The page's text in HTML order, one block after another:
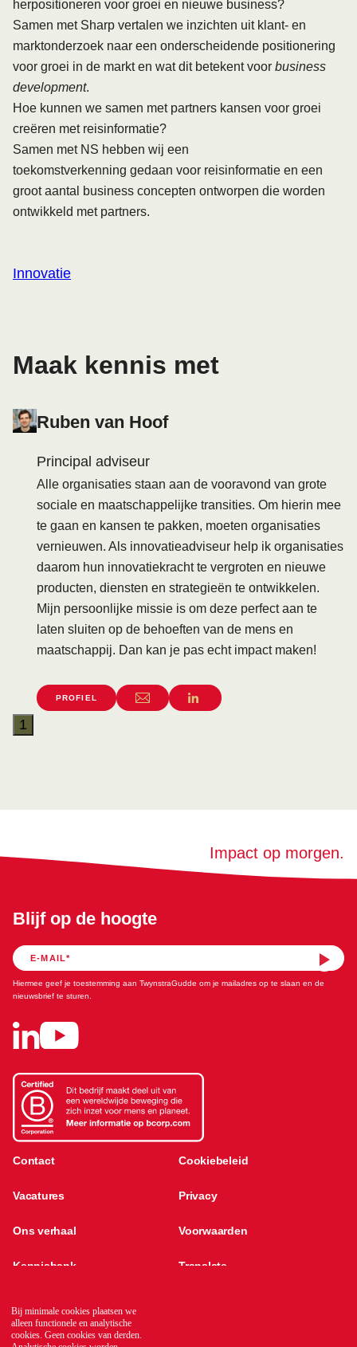
Bij minimale cookies plaatsen we
alleen functionele en analytische
cookies. Geen cookies van derden.
herpositioneren voor groei en nieuwe business?
Samen met Sharp vertalen we inzichten uit klant- en
marktonderzoek naar een onderscheidende positionering
voor groei in de markt en wat dit betekent voor business
development.
Hoe kunnen we samen met partners kansen voor groei
creëren met reisinformatie?
Samen met NS hebben wij een
toekomstverkenning gedaan voor reisinformatie en een
groot aantal business concepten ontworpen die worden
ontwikkeld met partners.
Innovatie
Maak kennis met
Ruben van Hoof
Principal adviseur
Alle organisaties staan aan de vooravond van grote
sociale en maatschappelijke transities. Om hierin mee
te gaan en kansen te pakken, moeten organisaties
vernieuwen. Als innovatieadviseur help ik organisaties
daarom hun innovatiekracht te vergroten en nieuwe
producten, diensten en strategieën te ontwikkelen.
Mijn persoonlijke missie is om deze perfect aan te
laten sluiten op de behoeften van de mens en
maatschappij. Dan kan je pas echt impact maken!
PROFIEL
1
Contact Cookiebeleid
Vacatures Privacy
Ons verhaal Voorwaarden
Kennisbank Translate
Blijf op de hoogte
Hiermee geef je toestemming aan TwynstraGudde om je mailadres op te slaan en de
nieuwsbrief te sturen.
Impact op morgen.